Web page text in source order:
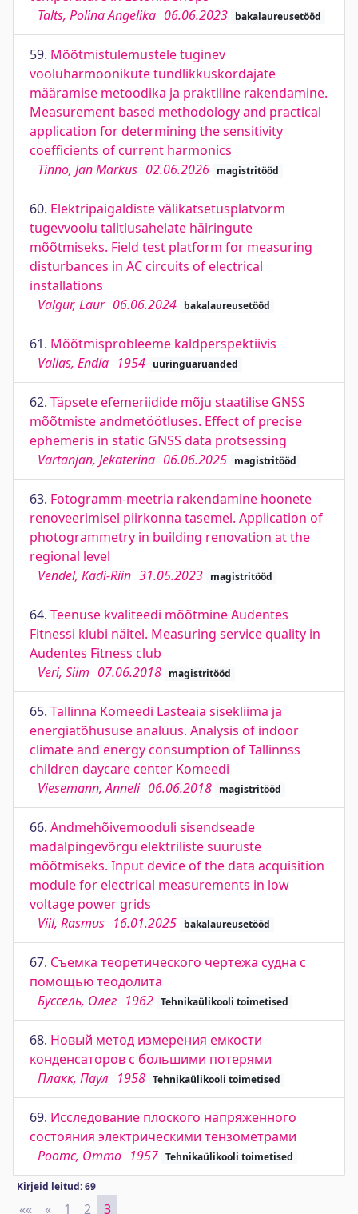
Talts, Polina Angelika 06.06.2023 bakalaureusetööd
59. Mõõtmistulemustele tuginev
vooluharmoonikute tundlikkuskordajate
määramise metoodika ja praktiline rakendamine.
Measurement based methodology and practical
application for determining the sensitivity
coefficients of current harmonics
Tinno, Jan Markus 02.06.2026 magistritööd
60. Elektripaigaldiste välikatsetusplatvorm
tugevvoolu talitlusahelate häiringute
mõõtmiseks. Field test platform for measuring
disturbances in AC circuits of electrical
installations
Valgur, Laur 06.06.2024 bakalaureusetööd
61. Mõõtmisprobleeme kaldperspektiivis
Vallas, Endla 1954 uuringuaruanded
62. Täpsete efemeriidide mõju staatilise GNSS
mõõtmiste andmetöötluses. Effect of precise
ephemeris in static GNSS data protsessing
Vartanjan, Jekaterina 06.06.2025 magistritööd
63. Fotogramm-meetria rakendamine hoonete
renoveerimisel piirkonna tasemel. Application of
photogrammetry in building renovation at the
regional level
Vendel, Kädi-Riin 31.05.2023 magistritööd
64. Teenuse kvaliteedi mõõtmine Audentes
Fitnessi klubi näitel. Measuring service quality in
Audentes Fitness club
Veri, Siim 07.06.2018 magistritööd
65. Tallinna Komeedi Lasteaia sisekliima ja
energiatõhususe analüüs. Analysis of indoor
climate and energy consumption of Tallinnss
children daycare center Komeedi
Viesemann, Anneli 06.06.2018 magistritööd
66. Andmehõivemooduli sisendseade
madalpingevõrgu elektriliste suuruste
mõõtmiseks. Input device of the data acquisition
module for electrical measurements in low
voltage power grids
Viil, Rasmus 16.01.2025 bakalaureusetööd
67. Съемка теоретического чертежа судна с
помощью теодолита
Буссель, Олег 1962 Tehnikaülikooli toimetised
68. Новый метод измерения емкости
конденсаторов с большими потерями
Плакк, Паул 1958 Tehnikaülikooli toimetised
69. Исследование плоского напряженного
состояния электрическими тензометрами
Роотс, Отто 1957 Tehnikaülikooli toimetised
Kirjeid leitud: 69
«« First
« Previous
1 2 3